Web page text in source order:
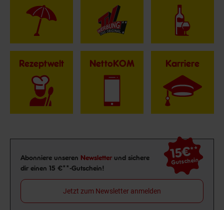
Rezeptwelt NettoKOM Karriere
Newsletter Anmeldung
Abonniere unseren Newsletter und sichere
dir einen 15 €**-Gutschein!
15€**
Gutschein
Jetzt zum Newsletter anmelden